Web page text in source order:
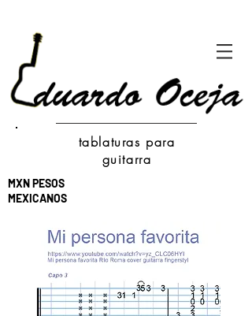
tablaturas para
guitarra
MXN PESOS
MEXICANOS